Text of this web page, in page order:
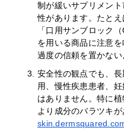
制が緩いサプリメン
性があります。たと
「口用サンブロック
を用いる商品に注意
過度の信頼を置かない
安全性の観点でも、
用、慢性疾患患者、
はありません。特に
より成分のバラツキが